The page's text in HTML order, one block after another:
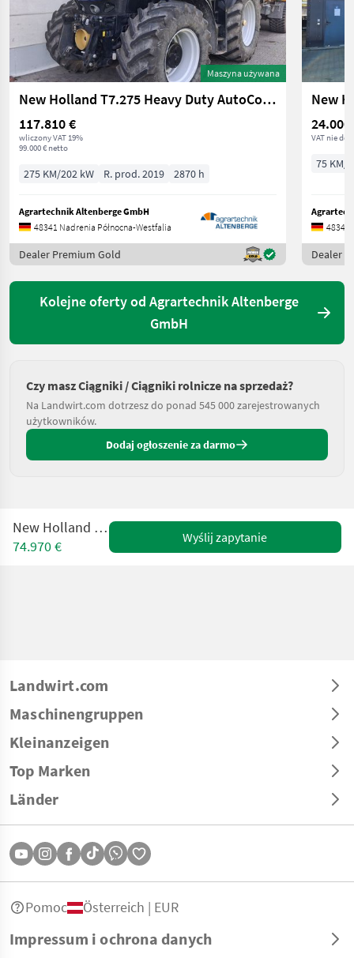
Maszyna używana
New Holland T7.275 Heavy Duty AutoCommand
117.810 €
wliczony VAT 19%
99.000 € netto
275 KM/202 kW R. prod. 2019 2870 h
Agrartechnik Altenberge GmbH
48341 Nadrenia Północna-Westfalia
Dealer Premium Gold
New
24.000
VAT nie
75 KM/
48341
Dealer
Kolejne oferty od Agrartechnik Altenberge
GmbH
Czy masz Ciągniki / Ciągniki rolnicze na sprzedaż?
Na Landwirt.com dotrzesz do ponad 545 000 zarejestrowanych
użytkowników.
Dodaj ogłoszenie za darmo
New Holland T7.270 AC
74.970 €
Wyślij zapytanie
Landwirt.com
Maschinengruppen
Kleinanzeigen
Top Marken
Länder
Impressum i ochrona danych
Pomoc Österreich | EUR